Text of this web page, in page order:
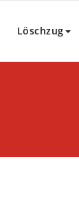
Löschzug